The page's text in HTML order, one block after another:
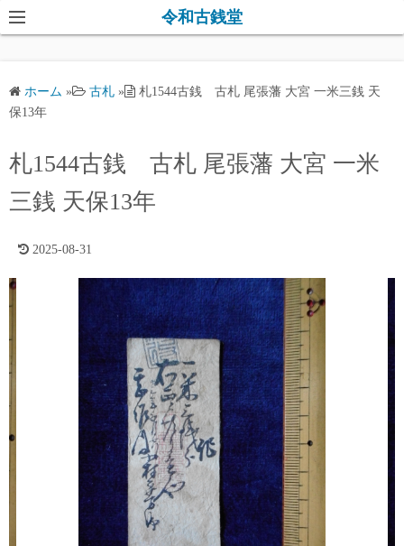
コ
ン
ツ
キ
ッ
令和古銭堂
ホーム » 古札 »
札1544古銭 古札 尾張藩 大宮 一米三銭 天
保13年
札1544古銭 古札 尾張藩 大宮 一米
三銭 天保13年
2025-08-31